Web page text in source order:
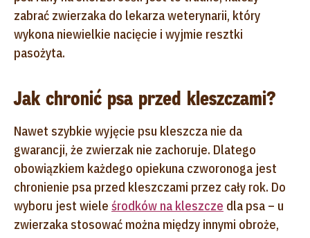
zabrać zwierzaka do lekarza weterynarii, który
wykona niewielkie nacięcie i wyjmie resztki
pasożyta.
Jak chronić psa przed kleszczami?
Nawet szybkie wyjęcie psu kleszcza nie da
gwarancji, że zwierzak nie zachoruje. Dlatego
obowiązkiem każdego opiekuna czworonoga jest
chronienie psa przed kleszczami przez cały rok. Do
wyboru jest wiele środków na kleszcze dla psa – u
zwierzaka stosować można między innymi obroże,